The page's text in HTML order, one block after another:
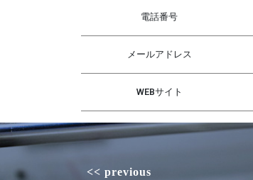
電話番号
メールアドレス
WEBサイト
<< previous